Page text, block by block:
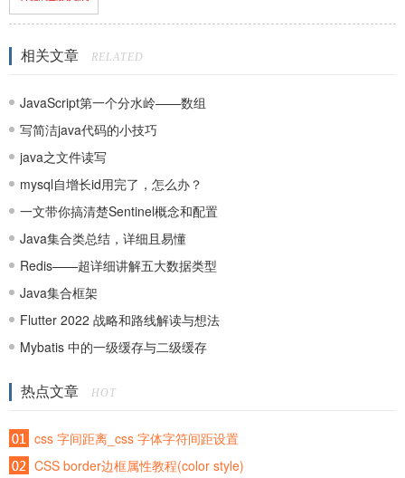
相关文章 RELATED
JavaScript第一个分水岭——数组
写简洁java代码的小技巧
java之文件读写
mysql自增长id用完了，怎么办？
一文带你搞清楚Sentinel概念和配置
Java集合类总结，详细且易懂
Redis——超详细讲解五大数据类型
Java集合框架
Flutter 2022 战略和路线解读与想法
Mybatis 中的一级缓存与二级缓存
热点文章 HOT
css 字间距离_css 字体字符间距设置
CSS border边框属性教程(color style)